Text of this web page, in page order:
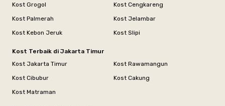
Kost Grogol
Kost Cengkareng
Kost Palmerah
Kost Jelambar
Kost Kebon Jeruk
Kost Slipi
Kost Terbaik di Jakarta Timur
Kost Jakarta Timur
Kost Rawamangun
Kost Cibubur
Kost Cakung
Kost Matraman